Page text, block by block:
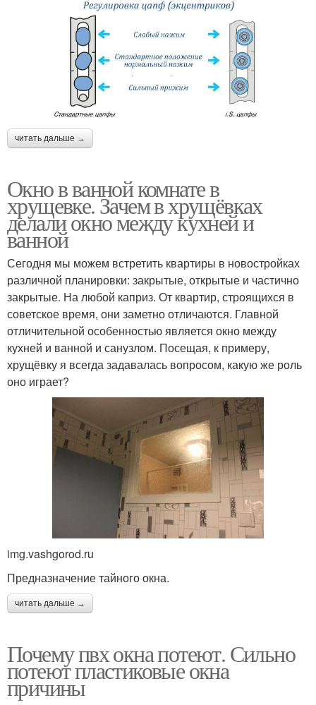
читать дальше →
Окно в ванной комнате в
хрущевке. Зачем в хрущёвках
делали окно между кухней и
ванной
Сегодня мы можем встретить квартиры в новостройках
различной планировки: закрытые, открытые и частично
закрытые. На любой каприз. От квартир, строящихся в
советское время, они заметно отличаются. Главной
отличительной особенностью является окно между
кухней и ванной и санузлом. Посещая, к примеру,
хрущёвку я всегда задавалась вопросом, какую же роль
оно играет?
img.vashgorod.ru
Предназначение тайного окна.
читать дальше →
Почему пвх окна потеют. Сильно
потеют пластиковые окна
причины